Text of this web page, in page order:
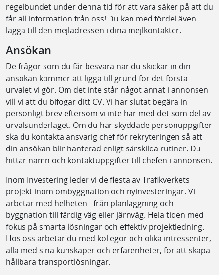
regelbundet under denna tid för att vara säker på att du
får all information från oss! Du kan med fördel även
lägga till den mejladressen i dina mejlkontakter.
Ansökan
De frågor som du får besvara när du skickar in din
ansökan kommer att ligga till grund för det första
urvalet vi gör. Om det inte står något annat i annonsen
vill vi att du bifogar ditt CV. Vi har slutat begära in
personligt brev eftersom vi inte har med det som del av
urvalsunderlaget. Om du har skyddade personuppgifter
ska du kontakta ansvarig chef för rekryteringen så att
din ansökan blir hanterad enligt särskilda rutiner. Du
hittar namn och kontaktuppgifter till chefen i annonsen.
Inom Investering leder vi de flesta av Trafikverkets
projekt inom ombyggnation och nyinvesteringar. Vi
arbetar med helheten - från planläggning och
byggnation till färdig väg eller järnväg. Hela tiden med
fokus på smarta lösningar och effektiv projektledning.
Hos oss arbetar du med kollegor och olika intressenter,
alla med sina kunskaper och erfarenheter, för att skapa
hållbara transportlösningar.